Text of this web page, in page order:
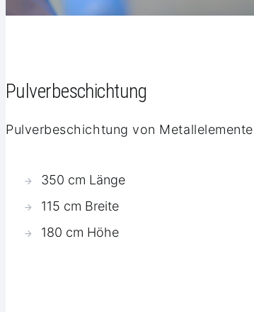
Pulverbeschichtung
Pulverbeschichtung von
350 cm Länge
115 cm Breite
180 cm Höhe